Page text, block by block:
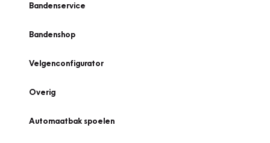
Bandenservice
Bandenshop
Velgenconfigurator
Overig
Automaatbak spoelen